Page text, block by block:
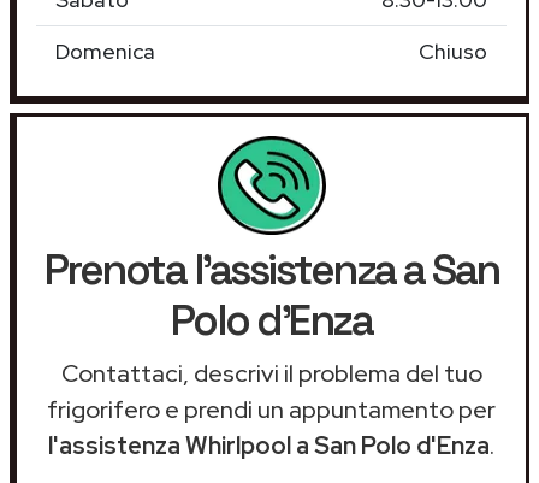
Domenica
Chiuso
Prenota l'assistenza a San
Polo d'Enza
Contattaci, descrivi il problema del tuo
frigorifero e prendi un appuntamento per
l'assistenza Whirlpool a San Polo d'Enza.